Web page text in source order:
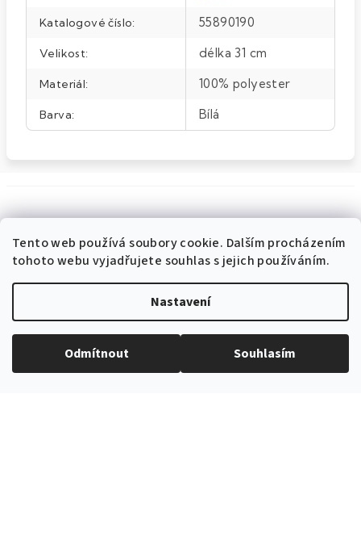
Tento web používá soubory cookie. Dalším procházením
tohoto webu vyjadřujete souhlas s jejich používáním.
Nastavení
Odmítnout Souhlasím
Katalogové číslo: 55890190
Velikost: délka 31 cm
Materiál: 100% polyester
Barva: Bílá
EXPEDICE ZBOŽÍ
Do 24h